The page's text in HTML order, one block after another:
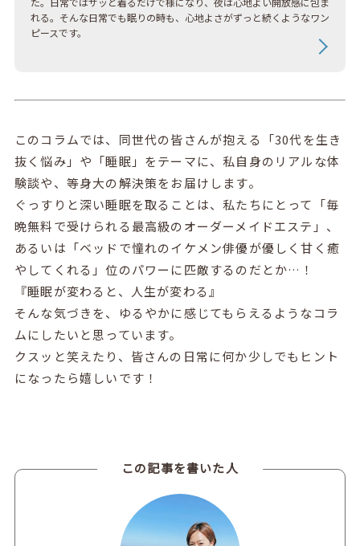
れる。そんな日常でも眠りの時も、心地よさがずっと続くようなワン
ピースです。
このコラムでは、同世代の皆さんが抱える「30代を生き
抜く悩み」や「睡眠」をテーマに、私自身のリアルな体
験談や、等身大の解決策をお届けします。
ぐっすりと深い睡眠を取ることは、私たちにとって「毎
晩無料で受けられる最高級のオーダーメイドエステ」、
あるいは「ベッドで憧れのイケメン俳優が優しく甘く癒
やしてくれる」位のパワーに匹敵するのだとか…！
『睡眠が変わると、人生が変わる』
そんな気づきを、ゆるやかに感じてもらえるようなコラ
ムにしたいと思っています。
クスッと笑えたり、皆さんの日常に何か少しでもヒント
になったら嬉しいです！
この記事を書いた人